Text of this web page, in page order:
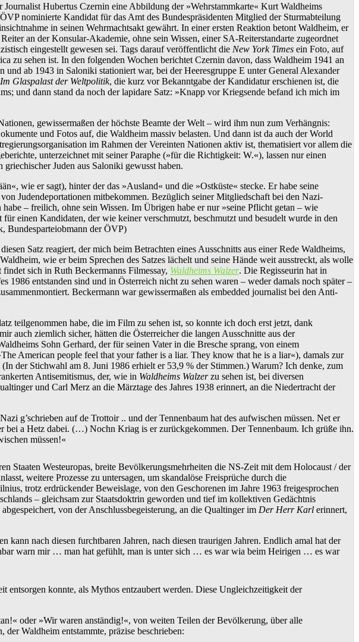
Journalist Hubertus Czernin eine Abbildung der »Wehrstammkarte« Kurt Waldheims
nominierte Kandidat für das Amt des Bundespräsidenten Mitglied der Sturmabteilung
in seinen Wehrmachtsakt gewährt. In einer ersten Reaktion betont Waldheim, er
an der Konsular-Akademie, ohne sein Wissen, einer SA-Reiterstandarte zugeordnet
eingestellt gewesen sei. Tags darauf veröffentlicht die New York Times ein Foto, auf
zu sehen ist. In den folgenden Wochen berichtet Czernin davon, dass Waldheim 1941 an
ab 1943 in Saloniki stationiert war, bei der Heeresgruppe E unter General Alexander
Im Glaspalast der Weltpolitik, die kurz vor Bekanntgabe der Kandidatur erschienen ist, die
und dann stand da noch der lapidare Satz: »Knapp vor Kriegsende befand ich mich im
gewissermaßen der höchste Beamte der Welt – wird ihm nun zum Verhängnis:
und Fotos auf, die Waldheim massiv belasten. Und dann ist da auch der World
im Rahmen der Vereinten Nationen aktiv ist, thematisiert vor allem die
unterzeichnet mit seiner Paraphe (»für die Richtigkeit: W.«), lassen nur einen
Juden aus Saloniki gewusst haben.
wie er sagt), hinter der das »Ausland« und die »Ostküste« stecke. Er habe seine
Judendeportationen mitbekommen. Bezüglich seiner Mitgliedschaft bei den Nazi-
– freilich, ohne sein Wissen. Im Übrigen habe er nur »seine Pflicht getan – wie
einen Kandidaten, der wie keiner verschmutzt, beschmutzt und besudelt wurde in den
Bundesparteiobmann der ÖVP)
Satz reagiert, der mich beim Betrachten eines Ausschnitts aus einer Rede Waldheims,
wie er beim Sprechen des Satzes lächelt und seine Hände weit ausstreckt, als wolle
sich in Ruth Beckermanns Filmessay, Waldheims Walzer. Die Regisseurin hat in
entstanden sind und in Österreich nicht zu sehen waren – weder damals noch später –
Beckermann war gewissermaßen als embedded journalist bei den Anti-
teilgenommen habe, die im Film zu sehen ist, so konnte ich doch erst jetzt, dank
auch ziemlich sicher, hätten die Österreicher die langen Ausschnitte aus der
Sohn Gerhard, der für seinen Vater in die Bresche sprang, von einem
American people feel that your father is a liar. They know that he is a liar«), damals zur
der Stichwahl am 8. Juni 1986 erhielt er 53,9 % der Stimmen.) Warum? Ich denke, zum
Antisemitismus, der, wie in Waldheims Walzerzu sehen ist, bei diversen
und Carl Merz an die Märztage des Jahres 1938 erinnert, an die Niedertracht der
g’schrieben auf de Trottoir .. und der Tennenbaum hat des aufwischen müssen. Net er
bei a Hetz dabei. (…) Nochn Kriag is er zurückgekommen. Der Tennenbaum. Ich grüße ihn.
müssen!«
Staaten Westeuropas, breite Bevölkerungsmehrheiten die NS-Zeit mit dem Holocaust / der
weitere Prozesse zu untersagen, um skandalöse Freisprüche durch die
trotz erdrückender Beweislage, von den Geschorenen im Jahre 1963 freigesprochen
– gleichsam zur Staatsdoktrin geworden und tief im kollektiven Gedächtnis
von der Anschlussbegeisterung, an die Qualtinger im Der Herr Karl erinnert,
nach diesen furchtbaren Jahren, nach diesen traurigen Jahren. Endlich amal hat der
warn mir … man hat gefühlt, man is unter sich … es war wia beim Heirigen … es war
konnte, als Mythos entzaubert werden. Diese Ungleichzeitigkeit der
oder »Wir waren anständig!«, von weiten Teilen der Bevölkerung, über alle
Waldheim entstammte, präzise beschrieben: